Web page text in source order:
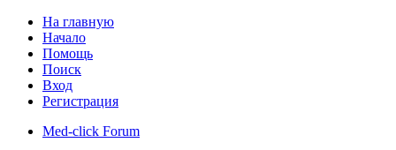
На главную
Начало
Помощь
Поиск
Вход
Регистрация
Med-click Forum